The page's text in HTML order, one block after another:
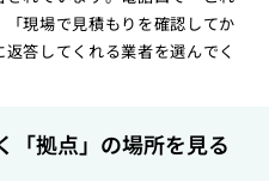
現場で見積もりを確認してか
答してくれる業者を選んでく
「拠点」の場所を見る